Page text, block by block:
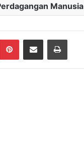
Manusia
PinterestShare via Email Print